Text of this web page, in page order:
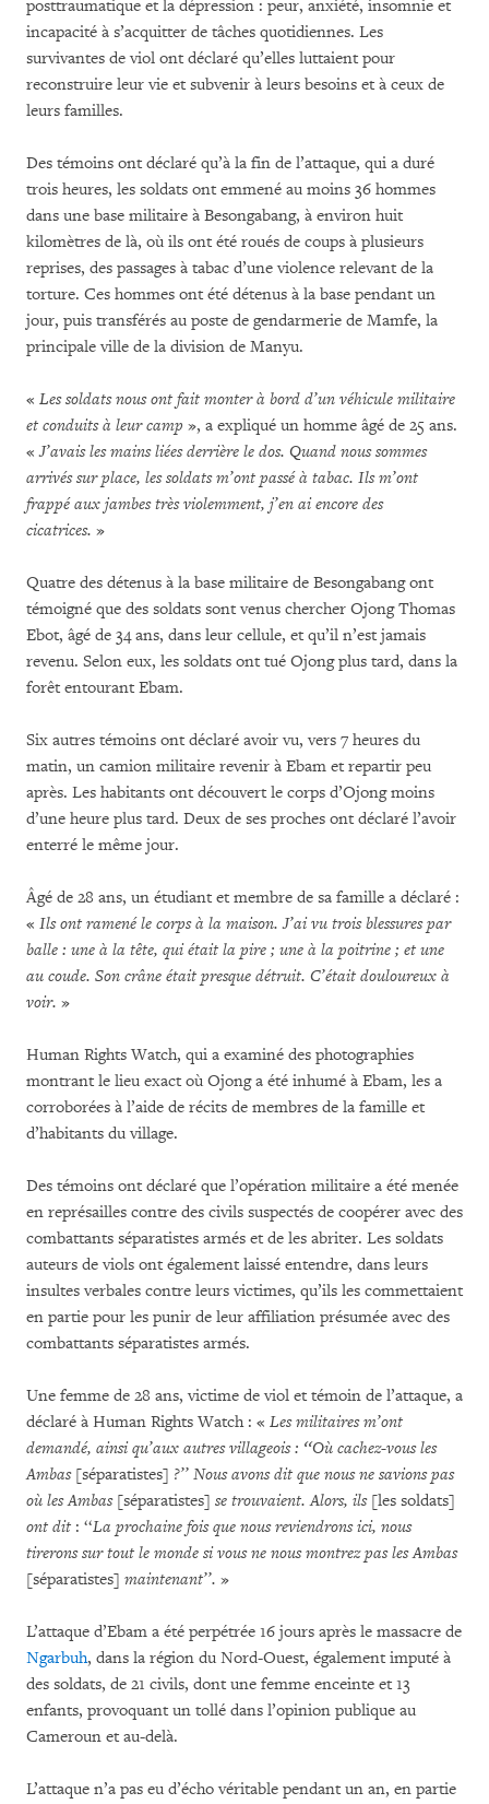
posttraumatique et la dépression : peur, anxiété, insomnie et
incapacité à s’acquitter de tâches quotidiennes. Les
survivantes de viol ont déclaré qu’elles luttaient pour
reconstruire leur vie et subvenir à leurs besoins et à ceux de
leurs familles.
Des témoins ont déclaré qu’à la fin de l’attaque, qui a duré
trois heures, les soldats ont emmené au moins 36 hommes
dans une base militaire à Besongabang, à environ huit
kilomètres de là, où ils ont été roués de coups à plusieurs
reprises, des passages à tabac d’une violence relevant de la
torture. Ces hommes ont été détenus à la base pendant un
jour, puis transférés au poste de gendarmerie de Mamfe, la
principale ville de la division de Manyu.
« Les soldats nous ont fait monter à bord d’un véhicule militaire
et conduits à leur camp », a expliqué un homme âgé de 25 ans.
«J’avais les mains liées derrière le dos. Quand nous sommes
arrivés sur place, les soldats m’ont passé à tabac. Ils m’ont
frappé aux jambes très violemment, j’en ai encore des
cicatrices. »
Quatre des détenus à la base militaire de Besongabang ont
témoigné que des soldats sont venus chercher Ojong Thomas
Ebot, âgé de 34 ans, dans leur cellule, et qu’il n’est jamais
revenu. Selon eux, les soldats ont tué Ojong plus tard, dans la
forêt entourant Ebam.
Six autres témoins ont déclaré avoir vu, vers 7 heures du
matin, un camion militaire revenir à Ebam et repartir peu
après. Les habitants ont découvert le corps d’Ojong moins
d’une heure plus tard. Deux de ses proches ont déclaré l’avoir
enterré le même jour.
Âgé de 28 ans, un étudiant et membre de sa famille a déclaré :
« Ils ont ramené le corps à la maison. J’ai vu trois blessures par
balle : une à la tête, qui était la pire ; une à la poitrine ; et une
au coude. Son crâne était presque détruit. C’était douloureux à
voir. »
Human Rights Watch, qui a examiné des photographies
montrant le lieu exact où Ojong a été inhumé à Ebam, les a
corroborées à l’aide de récits de membres de la famille et
d’habitants du village.
Des témoins ont déclaré que l’opération militaire a été menée
en représailles contre des civils suspectés de coopérer avec des
combattants séparatistes armés et de les abriter. Les soldats
auteurs de viols ont également laissé entendre, dans leurs
insultes verbales contre leurs victimes, qu’ils les commettaient
en partie pour les punir de leur affiliation présumée avec des
combattants séparatistes armés.
Une femme de 28 ans, victime de viol et témoin de l’attaque, a
déclaré à Human Rights Watch : « Les militaires m’ont
demandé, ainsi qu’aux autres villageois : ‘‘Où cachez-vous les
Ambas [séparatistes] ?’’ Nous avons dit que nous ne savions pas
où les Ambas[séparatistes] se trouvaient. Alors, ils [les soldats]
ont dit : ‘‘La prochaine fois que nous reviendrons ici, nous
tirerons sur tout le monde si vous ne nous montrez pas les Ambas
[séparatistes] maintenant’’. »
L’attaque d’Ebam a été perpétrée 16 jours après le massacre de
Ngarbuh, dans la région du Nord-Ouest, également imputé à
des soldats, de 21 civils, dont une femme enceinte et 13
enfants, provoquant un tollé dans l’opinion publique au
Cameroun et au-delà.
L’attaque n’a pas eu d’écho véritable pendant un an, en partie